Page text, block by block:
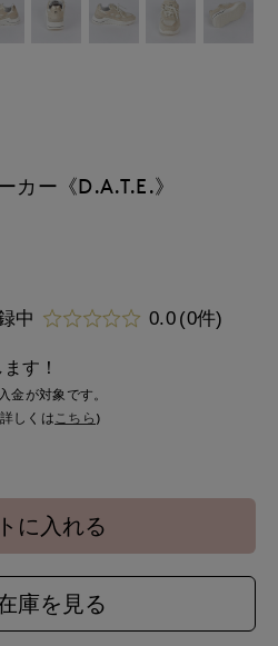
カー《D.A.T.E.》
中 0.0 (0件)
す！
金が対象です。
しくは こちら )
に入れる
庫を見る